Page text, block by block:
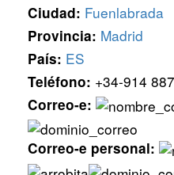
Ciudad: Fuenlabrada
Provincia: Madrid
País: ES
Teléfono: +34-914
Correo-e:
Correo-e personal: